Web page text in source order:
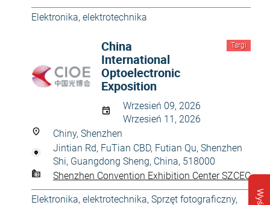
Elektronika, elektrotechnika
Targi
China
International
Optoelectronic
Exposition
Wrzesień 09, 2026
Wrzesień 11, 2026
Chiny, Shenzhen
Jintian Rd, FuTian CBD, Futian Qu, Shenzhen
Shi, Guangdong Sheng, China, 518000
Shenzhen Convention Exhibition Center SZCEC
Elektronika, elektrotechnika, Sprzęt fotograficzny,